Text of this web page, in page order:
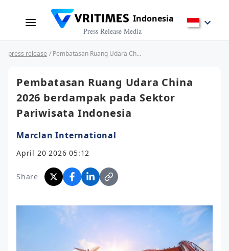
Indonesia
Press Release Media
press release / Pembatasan Ruang Udara China 2026 berdampak pada Sektor Pariwisata Indonesia
Pembatasan Ruang Udara China
2026 berdampak pada Sektor
Pariwisata Indonesia
Marclan International
April 20 2026 05:12
Share